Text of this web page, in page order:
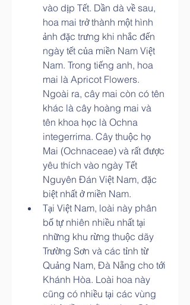
vào dịp Tết. Dần dà về sau,
hoa mai trở thành một hình
ảnh đặc trưng khi nhắc đến
ngày tết của miền Nam Việt
Nam. Trong tiếng anh, hoa
mai là Apricot Flowers.
Ngoài ra, cây mai còn có tên
khác là cây hoàng mai và
tên khoa học là Ochna
integerrima. Cây thuộc họ
Mai (Ochnaceae) và rất được
yêu thích vào ngày Tết
Nguyên Đán Việt Nam, đặc
biệt nhất ở miền Nam.
Tại Việt Nam, loài này phân
bố tự nhiên nhiều nhất tại
những khu rừng thuộc dãy
Trường Sơn và các tỉnh từ
Quảng Nam, Đà Nẵng cho tới
Khánh Hòa. Loài hoa này
cũng có nhiều tại các vùng